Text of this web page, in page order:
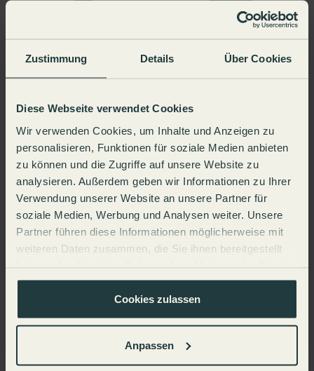
Zustimmung Details Über Cookies
Diese Webseite verwendet Cookies
Wir verwenden Cookies, um Inhalte und Anzeigen zu
personalisieren, Funktionen für soziale Medien anbieten
zu können und die Zugriffe auf unsere Website zu
analysieren. Außerdem geben wir Informationen zu Ihrer
Verwendung unserer Website an unsere Partner für
soziale Medien, Werbung und Analysen weiter. Unsere
Partner führen diese Informationen möglicherweise mit
weiteren Daten zusammen, die Sie ihnen bereitgestellt
gesammelt haben.
Cookies zulassen
Anpassen